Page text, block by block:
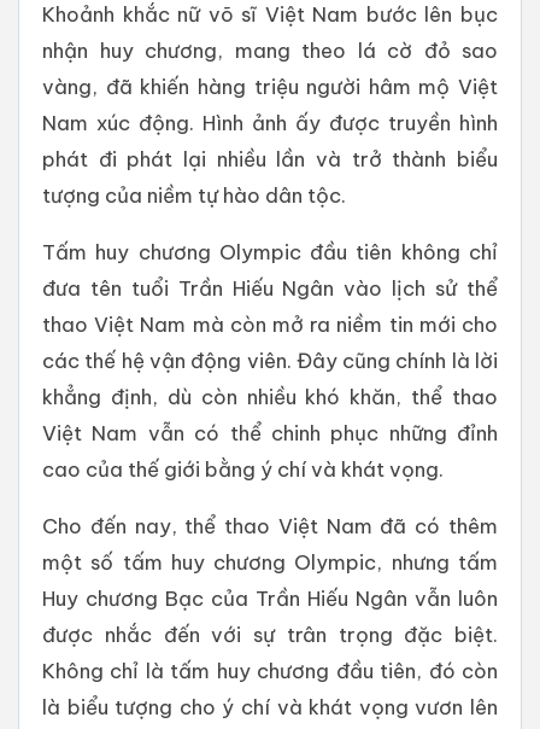
Khoảnh khắc nữ võ sĩ Việt Nam bước lên bục
nhận huy chương, mang theo lá cờ đỏ sao
vàng, đã khiến hàng triệu người hâm mộ Việt
Nam xúc động. Hình ảnh ấy được truyền hình
phát đi phát lại nhiều lần và trở thành biểu
tượng của niềm tự hào dân tộc.
Tấm huy chương Olympic đầu tiên không chỉ
đưa tên tuổi Trần Hiếu Ngân vào lịch sử thể
thao Việt Nam mà còn mở ra niềm tin mới cho
các thế hệ vận động viên. Đây cũng chính là lời
khẳng định, dù còn nhiều khó khăn, thể thao
Việt Nam vẫn có thể chinh phục những đỉnh
cao của thế giới bằng ý chí và khát vọng.
Cho đến nay, thể thao Việt Nam đã có thêm
một số tấm huy chương Olympic, nhưng tấm
Huy chương Bạc của Trần Hiếu Ngân vẫn luôn
được nhắc đến với sự trân trọng đặc biệt.
Không chỉ là tấm huy chương đầu tiên, đó còn
là biểu tượng cho ý chí và khát vọng vươn lên